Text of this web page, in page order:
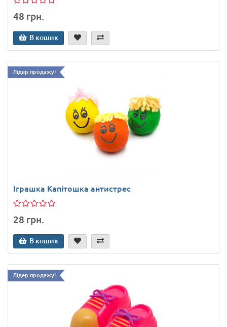
48 грн.
В кошик
Лідер продажу!
Іграшка Капітошка антистрес
28 грн.
В кошик
Лідер продажу!